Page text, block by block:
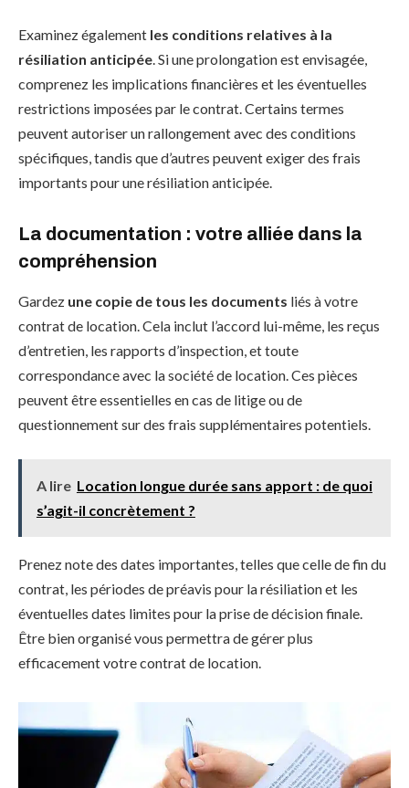
Examinez également les conditions relatives à la
résiliation anticipée. Si une prolongation est envisagée,
comprenez les implications financières et les éventuelles
restrictions imposées par le contrat. Certains termes
peuvent autoriser un rallongement avec des conditions
spécifiques, tandis que d’autres peuvent exiger des frais
importants pour une résiliation anticipée.
La documentation : votre alliée dans la
compréhension
Gardez une copie de tous les documents liés à votre
contrat de location. Cela inclut l’accord lui-même, les reçus
d’entretien, les rapports d’inspection, et toute
correspondance avec la société de location. Ces pièces
peuvent être essentielles en cas de litige ou de
questionnement sur des frais supplémentaires potentiels.
A lire Location longue durée sans apport : de quoi
s’agit-il concrètement ?
Prenez note des dates importantes, telles que celle de fin du
contrat, les périodes de préavis pour la résiliation et les
éventuelles dates limites pour la prise de décision finale.
Être bien organisé vous permettra de gérer plus
efficacement votre contrat de location.